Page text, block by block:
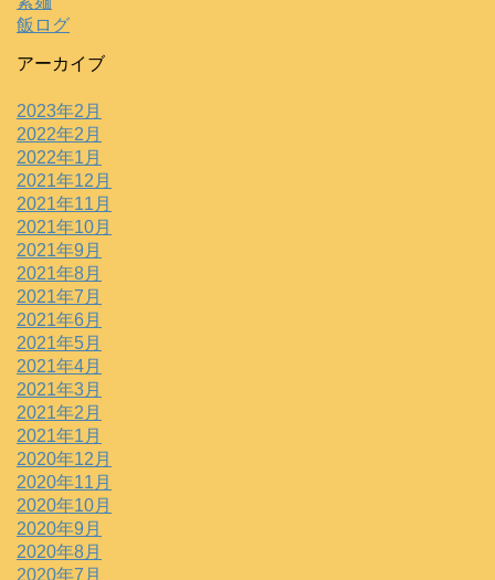
飯ログ
アーカイブ
2023年2月
2022年2月
2022年1月
2021年12月
2021年11月
2021年10月
2021年9月
2021年8月
2021年7月
2021年6月
2021年5月
2021年4月
2021年3月
2021年2月
2021年1月
2020年12月
2020年11月
2020年10月
2020年9月
2020年8月
2020年7月